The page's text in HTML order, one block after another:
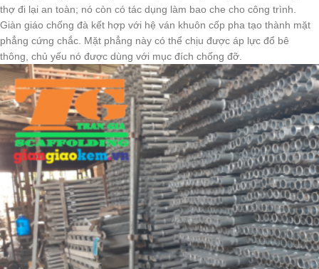
thợ đi lại an toàn; nó còn có tác dụng làm bao che cho công trình.
Giàn giáo chống đà kết hợp với hệ ván khuôn cốp pha tạo thành mặt
phẳng cứng chắc. Mặt phẳng này có thể chịu được áp lực đổ bê
thông, chủ yếu nó được dùng với mục đích chống đỡ.